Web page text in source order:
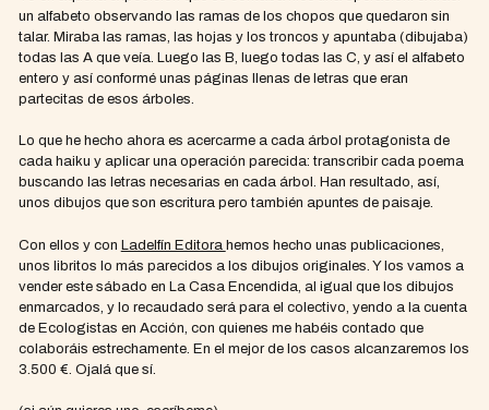
un alfabeto observando las ramas de los chopos que quedaron sin
talar. Miraba las ramas, las hojas y los troncos y apuntaba (dibujaba)
todas las A que veía. Luego las B, luego todas las C, y así el alfabeto
entero y así conformé unas páginas llenas de letras que eran
partecitas de esos árboles.
Lo que he hecho ahora es acercarme a cada árbol protagonista de
cada haiku y aplicar una operación parecida: transcribir cada poema
buscando las letras necesarias en cada árbol. Han resultado, así,
unos dibujos que son escritura pero también apuntes de paisaje.
Con ellos y con Ladelfín Editora hemos hecho unas publicaciones,
unos libritos lo más parecidos a los dibujos originales. Y los vamos a
vender este sábado en La Casa Encendida, al igual que los dibujos
enmarcados, y lo recaudado será para el colectivo, yendo a la cuenta
de Ecologistas en Acción, con quienes me habéis contado que
colaboráis estrechamente. En el mejor de los casos alcanzaremos los
3.500 €. Ojalá que sí.